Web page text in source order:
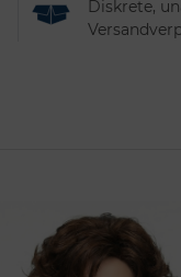
Diskrete,